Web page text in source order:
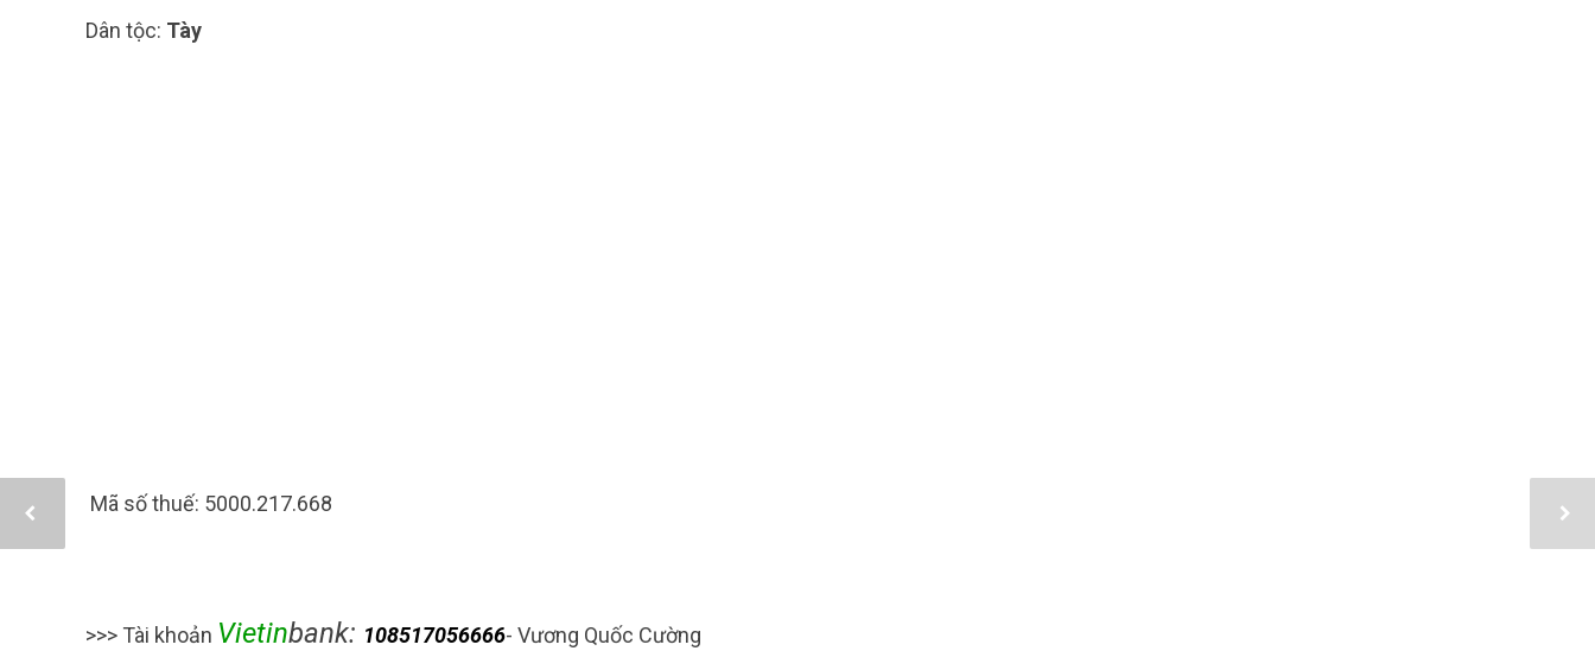
Dân tộc: Tày
Mã số thuế: 5000.217.668
>>> Tài khoản Vietinbank: 108517056666- Vương Quốc Cường